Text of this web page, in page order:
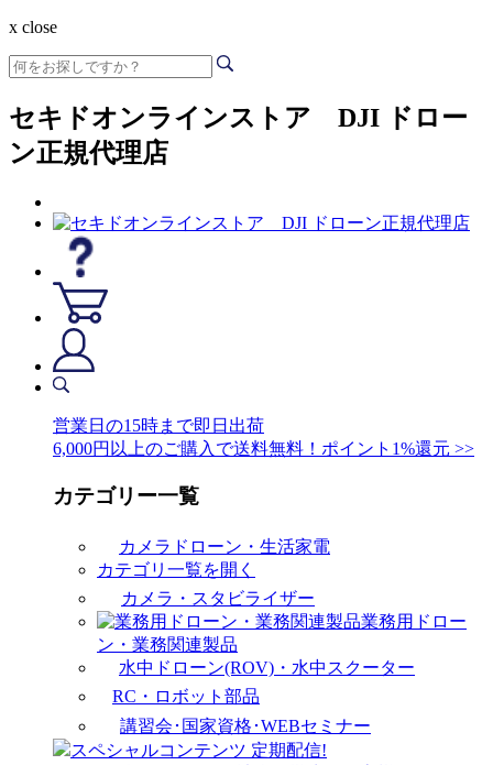
x close
セキドオンラインストア DJI ドロー
ン正規代理店
営業日の15時まで即日出荷
6,000円以上のご購入で送料無料！ポイント1%還元 >>
カテゴリー一覧
カメラドローン・生活家電
カテゴリ一覧を開く
カメラ・スタビライザー
業務用ドロー
ン・業務関連製品
水中ドローン(ROV)・水中スクーター
RC・ロボット部品
講習会･国家資格･WEBセミナー
スペシャルコンテンツ 定期配信!